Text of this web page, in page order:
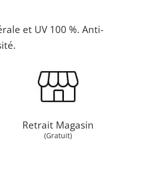
et UV 100 %. Anti-
Retrait Magasin
(Gratuit)